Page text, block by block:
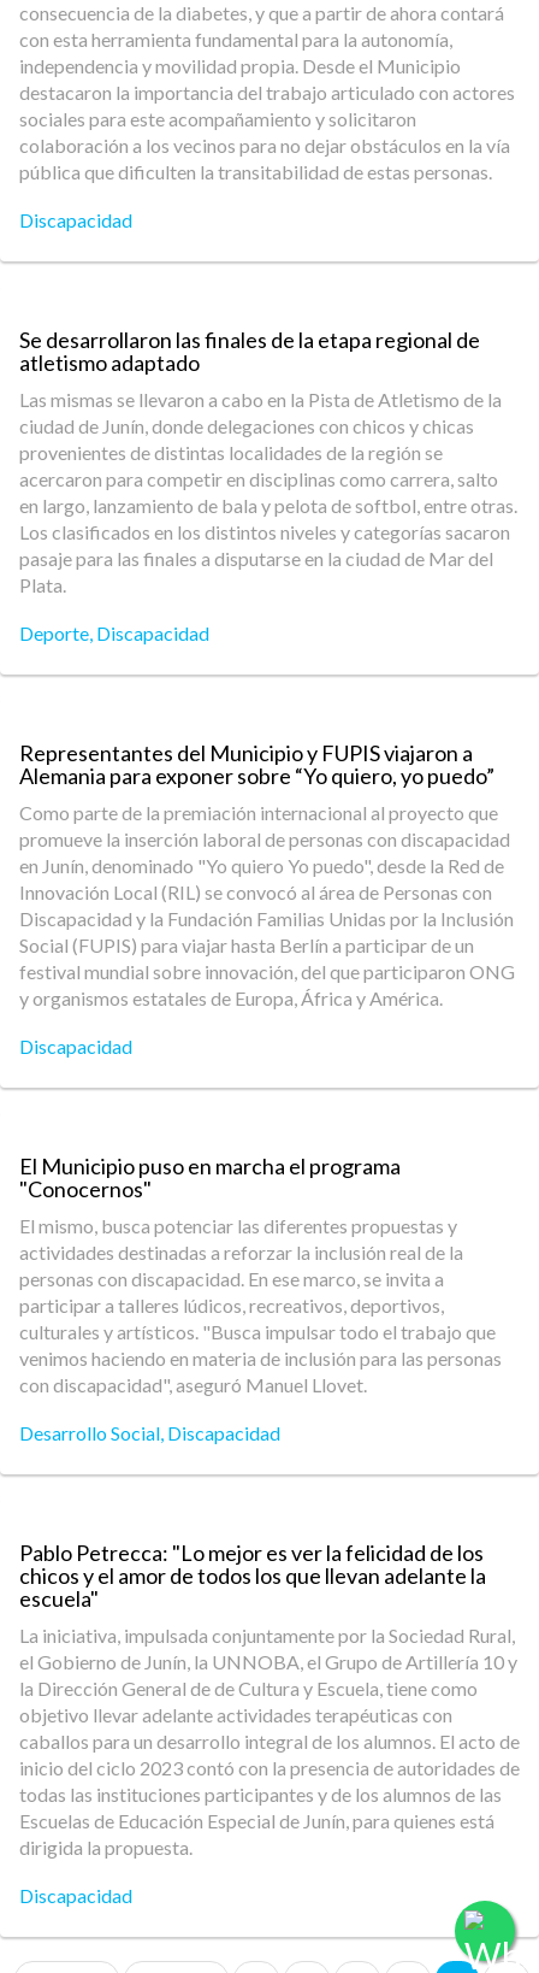
consecuencia de la diabetes, y que a partir de ahora contará
con esta herramienta fundamental para la autonomía,
independencia y movilidad propia. Desde el Municipio
destacaron la importancia del trabajo articulado con actores
sociales para este acompañamiento y solicitaron
colaboración a los vecinos para no dejar obstáculos en la vía
pública que dificulten la transitabilidad de estas personas.
Discapacidad
Se desarrollaron las finales de la etapa regional de
atletismo adaptado
Las mismas se llevaron a cabo en la Pista de Atletismo de la
ciudad de Junín, donde delegaciones con chicos y chicas
provenientes de distintas localidades de la región se
acercaron para competir en disciplinas como carrera, salto
en largo, lanzamiento de bala y pelota de softbol, entre otras.
Los clasificados en los distintos niveles y categorías sacaron
pasaje para las finales a disputarse en la ciudad de Mar del
Plata.
Deporte, Discapacidad
Representantes del Municipio y FUPIS viajaron a
Alemania para exponer sobre “Yo quiero, yo puedo”
Como parte de la premiación internacional al proyecto que
promueve la inserción laboral de personas con discapacidad
en Junín, denominado "Yo quiero Yo puedo", desde la Red de
Innovación Local (RIL) se convocó al área de Personas con
Discapacidad y la Fundación Familias Unidas por la Inclusión
Social (FUPIS) para viajar hasta Berlín a participar de un
festival mundial sobre innovación, del que participaron ONG
y organismos estatales de Europa, África y América.
Discapacidad
El Municipio puso en marcha el programa
"Conocernos"
El mismo, busca potenciar las diferentes propuestas y
actividades destinadas a reforzar la inclusión real de la
personas con discapacidad. En ese marco, se invita a
participar a talleres lúdicos, recreativos, deportivos,
culturales y artísticos. "Busca impulsar todo el trabajo que
venimos haciendo en materia de inclusión para las personas
con discapacidad", aseguró Manuel Llovet.
Desarrollo Social, Discapacidad
Pablo Petrecca: "Lo mejor es ver la felicidad de los
chicos y el amor de todos los que llevan adelante la
escuela"
La iniciativa, impulsada conjuntamente por la Sociedad Rural,
el Gobierno de Junín, la UNNOBA, el Grupo de Artillería 10 y
la Dirección General de de Cultura y Escuela, tiene como
objetivo llevar adelante actividades terapéuticas con
caballos para un desarrollo integral de los alumnos. El acto de
inicio del ciclo 2023 contó con la presencia de autoridades de
todas las instituciones participantes y de los alumnos de las
Escuelas de Educación Especial de Junín, para quienes está
dirigida la propuesta.
Discapacidad